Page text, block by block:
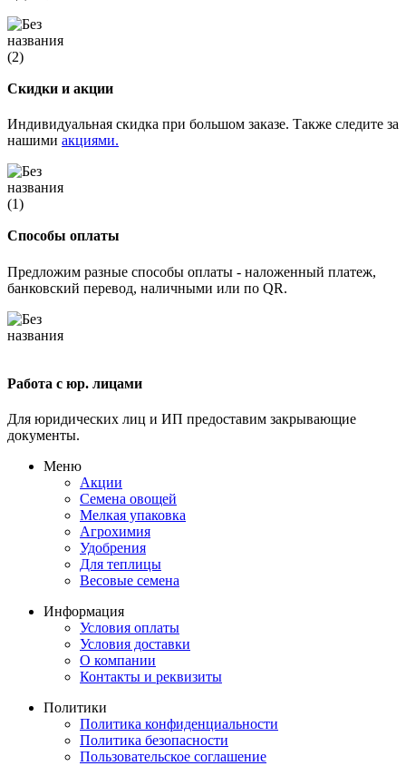
Скидки и акции
Индивидуальная скидка при большом заказе. Также следите за
нашими акциями.
Способы оплаты
Предложим разные способы оплаты - наложенный платеж,
банковский перевод, наличными или по QR.
Работа с юр. лицами
Для юридических лиц и ИП предоставим закрывающие
документы.
Меню
Акции
Семена овощей
Мелкая упаковка
Агрохимия
Удобрения
Для теплицы
Весовые семена
Информация
Условия оплаты
Условия доставки
О компании
Контакты и реквизиты
Политики
Политика конфиденциальности
Политика безопасности
Пользовательское соглашение